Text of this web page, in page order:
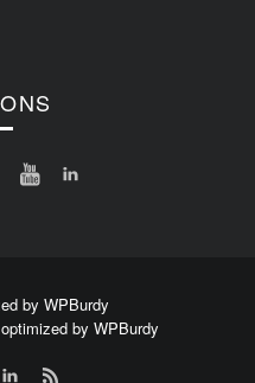
by WPBurdy